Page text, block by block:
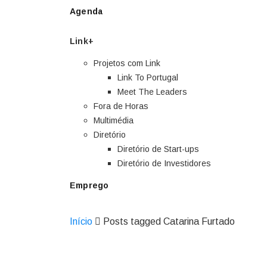
Agenda
Link+
Projetos com Link
Link To Portugal
Meet The Leaders
Fora de Horas
Multimédia
Diretório
Diretório de Start-ups
Diretório de Investidores
Emprego
Início Posts tagged Catarina Furtado